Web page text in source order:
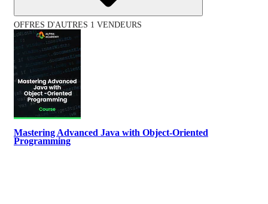
OFFRES D'AUTRES 1 VENDEURS
Mastering Advanced Java with Object-Oriented
Programming